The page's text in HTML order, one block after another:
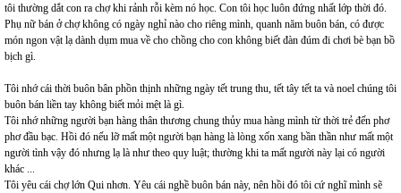
tôi thường dắt con ra chợ khi rảnh rỗi kèm nó học. Con tôi học luôn đứng nhất lớp thời đó.
Phụ nữ bán ở chợ không có ngày nghỉ nào cho riêng mình, quanh năm buôn bán, có được
món ngon vật lạ dành dụm mua về cho chồng cho con không biết đàn đúm đi chơi bè bạn bồ
bịch gì.
Tôi nhớ cái thời buôn bân phồn thịnh những ngày tết trung thu, tết tây tết ta và noel chúng tôi
buôn bán liền tay không biết mỏi mệt là gì.
Tôi nhớ những người bạn hàng thân thương chung thủy mua hàng mình từ thời trẻ đến phơ
phơ đầu bạc. Hồi đó nếu lỡ mất một người bạn hàng là lòng xốn xang bần thần như mất một
người tình vậy đó nhưng lạ là như theo quy luật; thường khi ta mất người này lại có người
khác ...
Tôi yêu cái chợ lớn Qui nhơn. Yêu cái nghề buôn bán này, nên hồi đó tôi cứ nghĩ mình sẽ